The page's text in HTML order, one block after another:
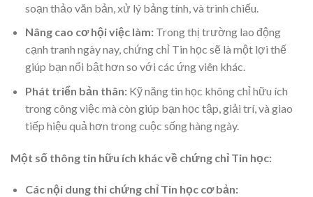
soạn thảo văn bản, xử lý bảng tính, và trình chiếu.
Nâng cao cơ hội việc làm:Trong thị trường lao động
cạnh tranh ngày nay, chứng chỉ Tin học sẽ là một lợi thế
giúp bạn nổi bật hơn so với các ứng viên khác.
Phát triển bản thân:Kỹ năng tin học không chỉ hữu ích
trong công việc mà còn giúp bạn học tập, giải trí, và giao
tiếp hiệu quả hơn trong cuộc sống hàng ngày.
Một số thông tin hữu ích khác về chứng chỉ Tin học:
Các nội dung thi chứng chỉ Tin học cơ bản: